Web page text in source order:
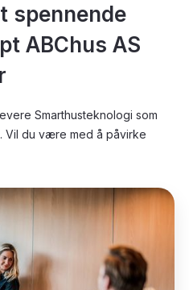
spennende
ABChus AS
Smarthusteknologi som
Vil du være med å påvirke